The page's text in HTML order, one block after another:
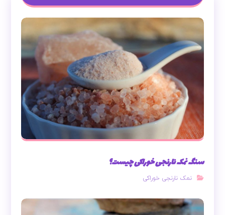
سنگ نمک نارنجی خوراکی چیست؟
نمک نارنجی خوراکی